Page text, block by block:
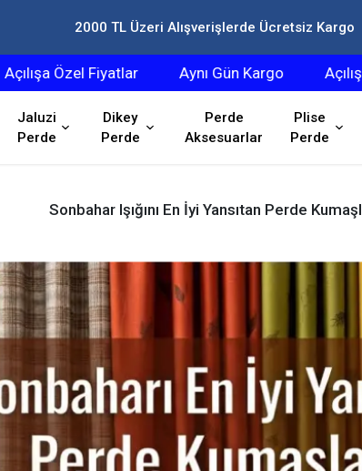
2000 TL Üzeri Alışverişlerde Ücretsiz Kargo
Fiyatlar Aynı Gün Kargo Açılışa Özel
Jaluzi
Perde
Dikey
Perde
Perde
Aksesuarlar
Plise
Perde
Sonbahar Işığını En İyi Yansıtan Perde